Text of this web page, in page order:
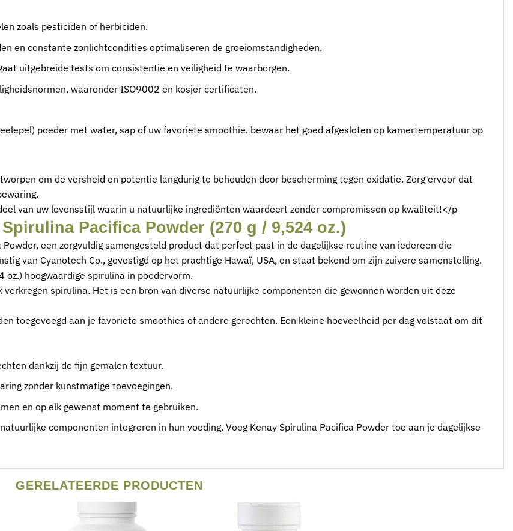
zoals pesticiden of herbiciden.
en constante zonlichtcondities optimaliseren de groeiomstandigheden.
uitgebreide tests om consistentie en veiligheid te waarborgen.
waaronder ISO9002 en kosjer certificaten.
poeder met water, sap of uw favoriete smoothie. bewaar het goed afgesloten op kamertemperatuur op
om de versheid en potentie langdurig te behouden door bescherming tegen oxidatie. Zorg ervoor dat
van uw levensstijl waarin u natuurlijke ingrediënten waardeert zonder compromissen op kwaliteit!</p
Pacifica Powder (270 g / 9,524 oz.)
een zorgvuldig samengesteld product dat perfect past in de dagelijkse routine van iedereen die
van Cyanotech Co., gevestigd op het prachtige Hawaï, USA, en staat bekend om zijn zuivere samenstelling.
hoogwaardige spirulina in poedervorm.
spirulina. Het is een bron van diverse natuurlijke componenten die gewonnen worden uit deze
toegevoegd aan je favoriete smoothies of andere gerechten. Een kleine hoeveelheid per dag volstaat om dit
dankzij de fijn gemalen textuur.
zonder kunstmatige toevoegingen.
en op elk gewenst moment te gebruiken.
componenten integreren in hun voeding. Voeg Kenay Spirulina Pacifica Powder toe aan je dagelijkse
GERELATEERDE PRODUCTEN